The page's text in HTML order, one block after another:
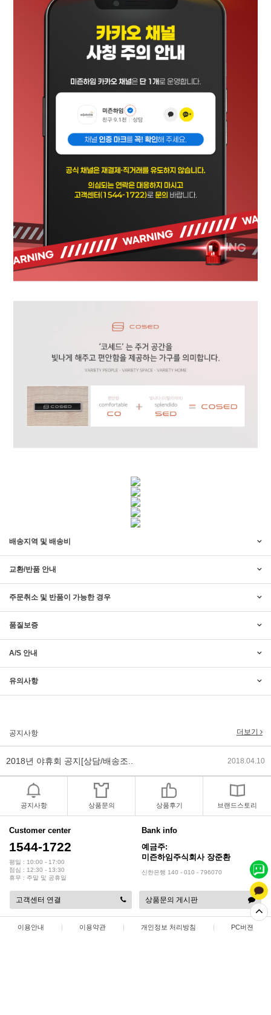
배송지역 및 배송비
교환/반품 안내
주문취소 및 반품이 가능한 경우
품질보증
A/S 안내
유의사항
공지사항 더보기
2018년 미즌하임 사이트 리뉴얼! 2018.06.04
2018년 야휴회 공지[상담/배송조.. 2018.04.10
2018년 모바일샵 리뉴얼 업데이..
2017년 미즌하임 리뉴얼 2017.03.06
2019년 설 명절 배송지연 안내
공지사항 상품문의 상품후기 브랜드스토리
Customer center
1544-1722
평일 : 10:00 - 17:00
점심 : 12:30 - 13:30
휴무 : 주말 및 공휴일
Bank info
예금주:
미즌하임주식회사 장준환
신한은행 140 - 010 - 796070
고객센터 연결 상품문의 게시판
이용안내 | 이용약관 | 개인정보 처리방침 | PC버젼